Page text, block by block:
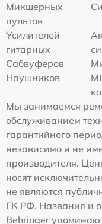
Микшерных
пультов
Усилителей
гитарных
Сабвуферов
Наушников
Мы занимаемся
обслуживанием
гарантийного
независимо и не
производителя.
носят
не являются
ГК РФ. Названия и
Behringer